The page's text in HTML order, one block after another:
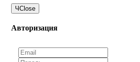
ЧClose
Авторизация